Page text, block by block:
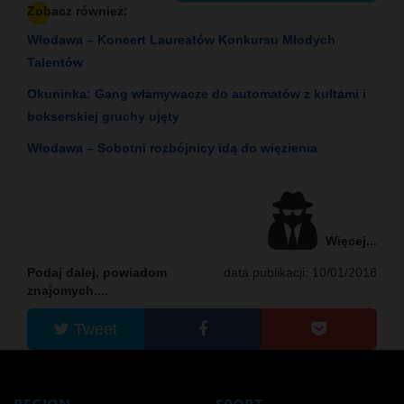
Zobacz również:
Włodawa – Koncert Laureatów Konkursu Młodych
Talentów
Okuninka: Gang włamywacze do automatów z kultami i
bokserskiej gruchy ujęty
Włodawa – Sobotni rozbójnicy idą do więzienia
Więcej...
data publikacji: 10/01/2018
Podaj dalej, powiadom
znajomych....
Tweet